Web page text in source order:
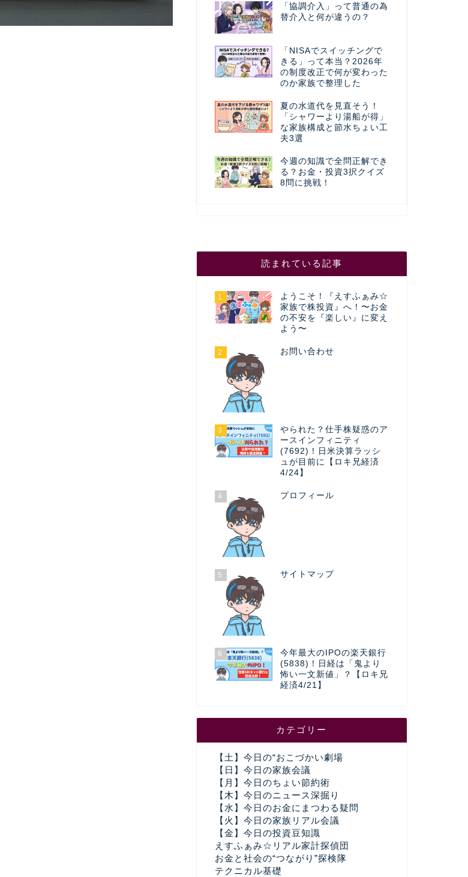
「協調介入」って普通の為
替介入と何が違うの？
「NISAでスイッチングで
きる」って本当？2026年
の制度改正で何が変わった
のか家族で整理した
夏の水道代を見直そう！
「シャワーより湯船が得」
な家族構成と節水ちょい工
夫3選
今週の知識で全問正解でき
る？お金・投資3択クイズ
8問に挑戦！
読まれている記事
1
ようこそ！『えすふぁみ☆
家族で株投資』へ！〜お金
の不安を『楽しい』に変え
よう〜
2 お問い合わせ
3
やられた？仕手株疑惑のア
ースインフィニティ
(7692)！日米決算ラッシ
ュが目前に【ロキ兄経済
4/24】
4 プロフィール
5 サイトマップ
6
今年最大のIPOの楽天銀行
(5838)！日経は「鬼より
怖い一文新値」？【ロキ兄
経済4/21】
カテゴリー
【土】今日の“おこづかい劇場
【日】今日の家族会議
【月】今日のちょい節約術
【木】今日のニュース深掘り
【水】今日のお金にまつわる疑問
【火】今日の家族リアル会議
【金】今日の投資豆知識
えすふぁみ☆リアル家計探偵団
お金と社会の“つながり”探検隊
テクニカル基礎